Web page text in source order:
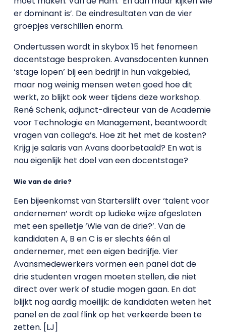
er dominant is’. De eindresultaten van de vier
groepjes verschillen enorm.
Ondertussen wordt in skybox 15 het fenomeen
docentstage besproken. Avansdocenten kunnen
‘stage lopen’ bij een bedrijf in hun vakgebied,
maar nog weinig mensen weten goed hoe dit
werkt, zo blijkt ook weer tijdens deze workshop.
René Schenk, adjunct-directeur van de Academie
voor Technologie en Management, beantwoordt
vragen van collega’s. Hoe zit het met de kosten?
Krijg je salaris van Avans doorbetaald? En wat is
nou eigenlijk het doel van een docentstage?
Wie van de drie?
Een bijeenkomst van Starterslift over ‘talent voor
ondernemen’ wordt op ludieke wijze afgesloten
met een spelletje ‘Wie van de drie?’. Van de
kandidaten A, B en C is er slechts één al
ondernemer, met een eigen bedrijfje. Vier
Avansmedewerkers vormen een panel dat de
drie studenten vragen moeten stellen, die niet
direct over werk of studie mogen gaan. En dat
blijkt nog aardig moeilijk: de kandidaten weten het
panel en de zaal flink op het verkeerde been te
zetten. [LJ]